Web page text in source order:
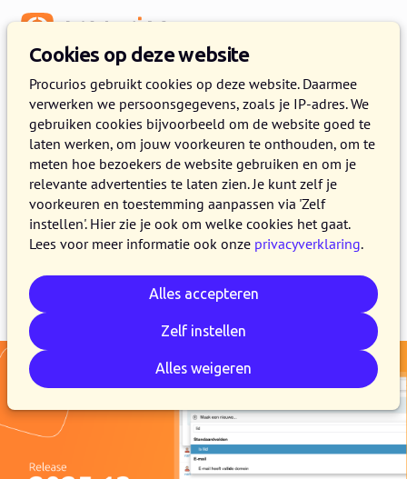
Cookies op deze website
Procurios gebruikt cookies op deze website. Daarmee
verwerken we persoonsgegevens, zoals je IP-adres. We
gebruiken cookies bijvoorbeeld om de website goed te
laten werken, om jouw voorkeuren te onthouden, om te
meten hoe bezoekers de website gebruiken en om je
relevante advertenties te laten zien. Je kunt zelf je
voorkeuren en toestemming aanpassen via 'Zelf
instellen'. Hier zie je ook om welke cookies het gaat.
Lees voor meer informatie ook onze privacyverklaring.
Alles accepteren
Zelf instellen
Alles weigeren
Release 2025.13
16 DECEMBER 2025 11 MINUTEN LEZEN
In de loop van 16 december maken alle klanten
van het Procurios Platform gebruik van release
2025.13. In dit blogbericht lees je wat er nieuw
is en wat er is verbeterd.
Kopieer link